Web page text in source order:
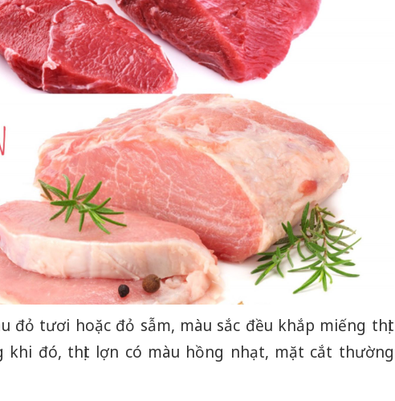
đỏ tươi hoặc đỏ sẫm, màu sắc đều khắp miếng thịt
khi đó, thịt lợn có màu hồng nhạt, mặt cắt thường